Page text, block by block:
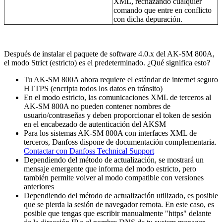
comando que entre en conflicto
con dicha depuración.
Después de instalar el paquete de software 4.0.x del AK-SM 800A,
el modo Strict (estricto) es el predeterminado. ¿Qué significa esto?
Tu AK-SM 800A ahora requiere el estándar de internet seguro
HTTPS (encripta todos los datos en tránsito)
En el modo estricto, las comunicaciones XML de terceros al
AK-SM 800A no pueden contener nombres de
usuario/contraseñas y deben proporcionar el token de sesión
en el encabezado de autenticación del AKSM
Para los sistemas AK-SM 800A con interfaces XML de
terceros, Danfoss dispone de documentación complementaria.
Contactar con Danfoss Technical Support
Dependiendo del método de actualización, se mostrará un
mensaje emergente que informa del modo estricto, pero
también permite volver al modo compatible con versiones
anteriores
Dependiendo del método de actualización utilizado, es posible
que se pierda la sesión de navegador remota. En este caso, es
posible que tengas que escribir manualmente "https" delante